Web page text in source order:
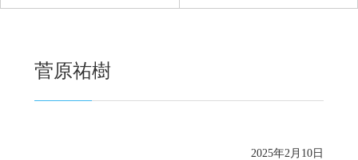
菅原祐樹
2025年2月10日